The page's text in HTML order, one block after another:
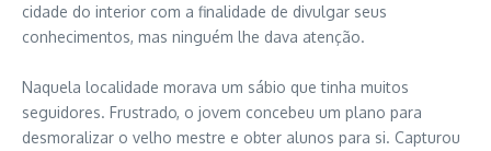
cidade do interior com a finalidade de divulgar seus
conhecimentos, mas ninguém lhe dava atenção.
Naquela localidade morava um sábio que tinha muitos
seguidores. Frustrado, o jovem concebeu um plano para
desmoralizar o velho mestre e obter alunos para si. Capturou